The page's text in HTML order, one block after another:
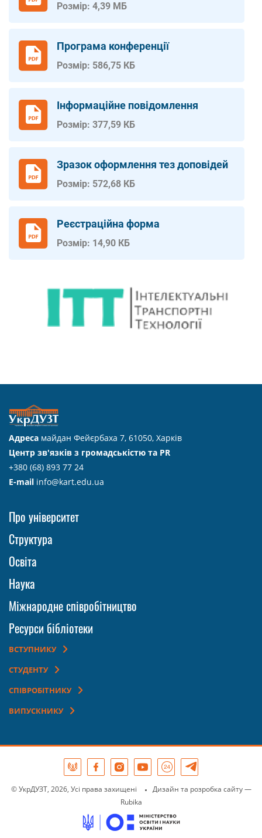
Розмір: 4,39 МБ
Програма конференції
Розмір: 586,75 КБ
Інформаційне повідомлення
Розмір: 377,59 КБ
Зразок оформлення тез доповідей
Розмір: 572,68 КБ
Реєстраційна форма
Розмір: 14,90 КБ
Адреса майдан Фейєрбаха 7, 61050, Харків
Центр зв'язків з громадськістю та PR
+380 (68) 893 77 24
E-mail info@kart.edu.ua
Про університет
Структура
Освіта
Наука
Міжнародне співробітництво
Ресурси бібліотеки
ВСТУПНИКУ
СТУДЕНТУ
СПІВРОБІТНИКУ
ВИПУСКНИКУ
© УкрДУЗТ, 2026, Усі права захищені Дизайн та розробка сайту—
Rubika